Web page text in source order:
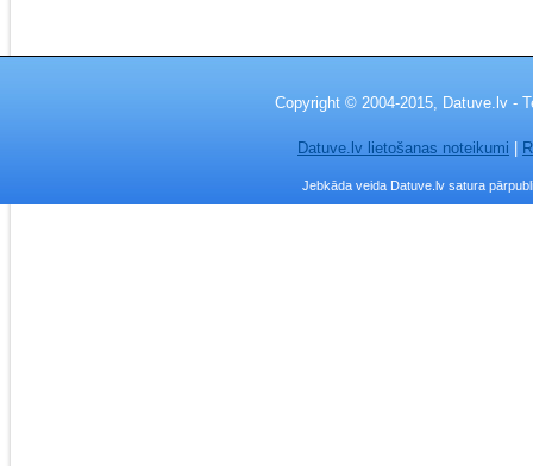
Copyright © 2004-2015, Datuve.lv -
Datuve.lv lietošanas noteikumi
Jebkāda veida Datuve.lv satura